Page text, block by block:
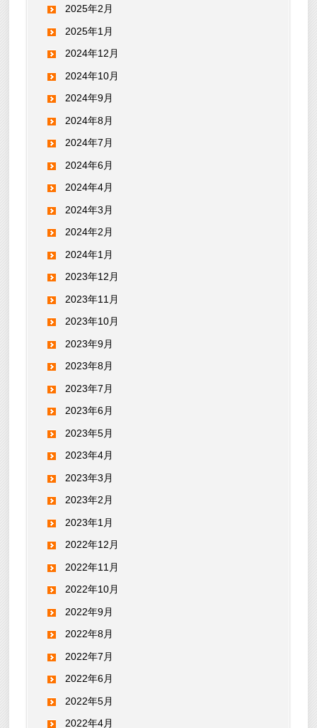
2025年2月
2025年1月
2024年12月
2024年10月
2024年9月
2024年8月
2024年7月
2024年6月
2024年4月
2024年3月
2024年2月
2024年1月
2023年12月
2023年11月
2023年10月
2023年9月
2023年8月
2023年7月
2023年6月
2023年5月
2023年4月
2023年3月
2023年2月
2023年1月
2022年12月
2022年11月
2022年10月
2022年9月
2022年8月
2022年7月
2022年6月
2022年5月
2022年4月